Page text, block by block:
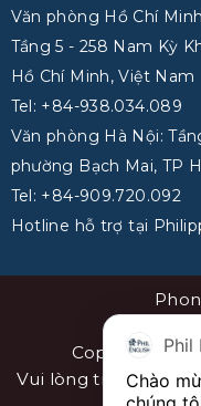
Văn phòng Hồ Chí
Tầng 5 - 258 Nam Kỳ
Hồ Chí Minh, Việt Nam
Tel: +84-938.034.089
Văn phòng Hà Nội:
phường Bạch Mai, TP
Tel: +84-909.720.092
Hotline hỗ trợ tại
Copyright
Vui lòng trích dẫn
Phil
Chào